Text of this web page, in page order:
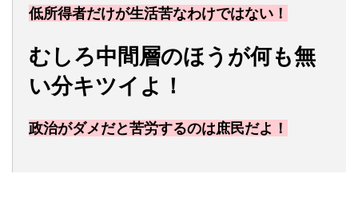
低所得者だけが生活苦なわけではない！
むしろ中間層のほうが何も無
い分キツイよ！
政治がダメだと苦労するのは庶民だよ！